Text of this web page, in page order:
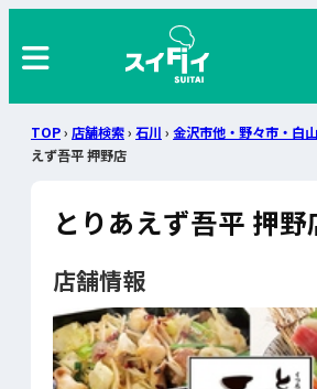
TOP› 店舗検索› 石川 › 金沢市他・野々市・白
えず吾平 押野店
とりあえず吾平 押野
店舗情報